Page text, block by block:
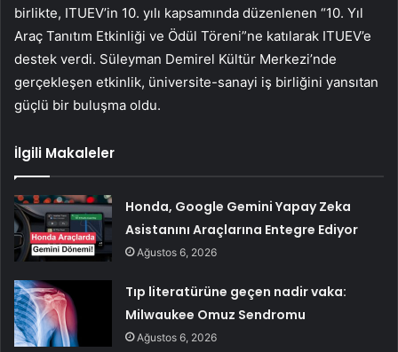
birlikte, ITUEV’in 10. yılı kapsamında düzenlenen “10. Yıl
Araç Tanıtım Etkinliği ve Ödül Töreni”ne katılarak ITUEV’e
destek verdi. Süleyman Demirel Kültür Merkezi’nde
gerçekleşen etkinlik, üniversite-sanayi iş birliğini yansıtan
güçlü bir buluşma oldu.
İlgili Makaleler
Honda, Google Gemini Yapay Zeka
Asistanını Araçlarına Entegre Ediyor
Ağustos 6, 2026
Tıp literatürüne geçen nadir vaka:
Milwaukee Omuz Sendromu
Ağustos 6, 2026